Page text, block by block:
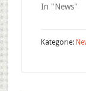
In "News"
Kategorie: